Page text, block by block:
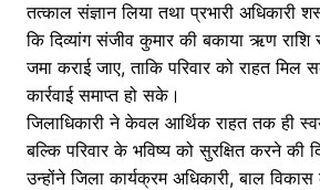
तत्काल संज्ञान लिया तथा प्रभारी अधिकारी
कि दिव्यांग संजीव कुमार की बकाया ऋण
जमा कराई जाए, ताकि परिवार को राहत
कार्रवाई समाप्त हो सके।
जिलाधिकारी ने केवल आर्थिक राहत तक ही
बल्कि परिवार के भविष्य को सुरक्षित करने की
उन्होंने जिला कार्यक्रम अधिकारी, बाल विकास